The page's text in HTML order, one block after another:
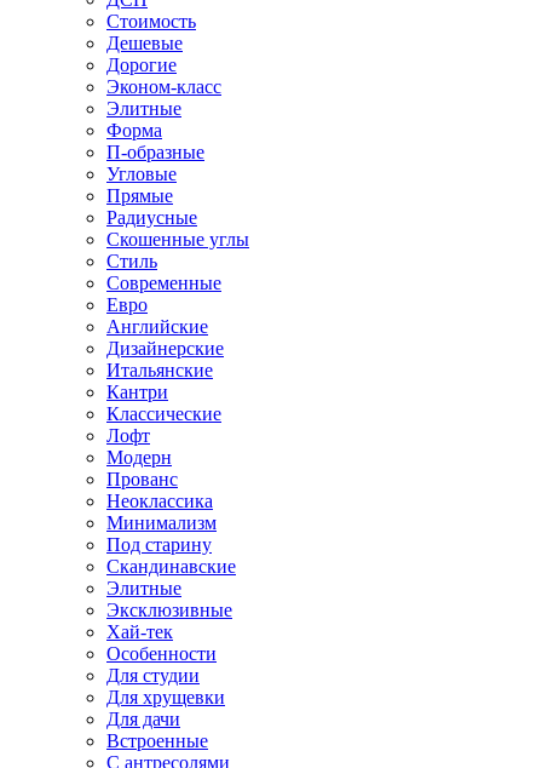
Стоимость
Дешевые
Дорогие
Эконом-класс
Элитные
Форма
П-образные
Угловые
Прямые
Радиусные
Скошенные углы
Стиль
Современные
Евро
Английские
Дизайнерские
Итальянские
Кантри
Классические
Лофт
Модерн
Прованс
Неоклассика
Минимализм
Под старину
Скандинавские
Элитные
Эксклюзивные
Хай-тек
Особенности
Для студии
Для хрущевки
Для дачи
Встроенные
С антресолями